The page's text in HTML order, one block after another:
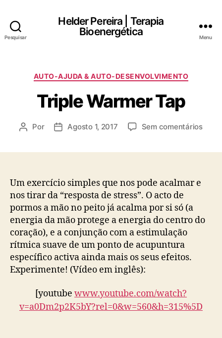
Pesquisar
Helder Pereira | Terapia
Bioenergética
Menu
Categorias
AUTO-AJUDA & AUTO-DESENVOLVIMENTO
Triple Warmer Tap
Autor
Por
DataAgosto 1, 2017 Sem comentáriosem
Um exercício simples que nos pode acalmar e
nos tirar da “resposta de stress”. O acto de
pormos a mão no peito já acalma por si só (a
energia da mão protege a energia do centro do
coração), e a conjunção com a estimulação
rítmica suave de um ponto de acupuntura
específico activa ainda mais os seus efeitos.
Experimente! (Vídeo em inglês):
[youtube www.youtube.com/watch?
v=a0Dm2p2K5bY?rel=0&w=560&h=315%5D